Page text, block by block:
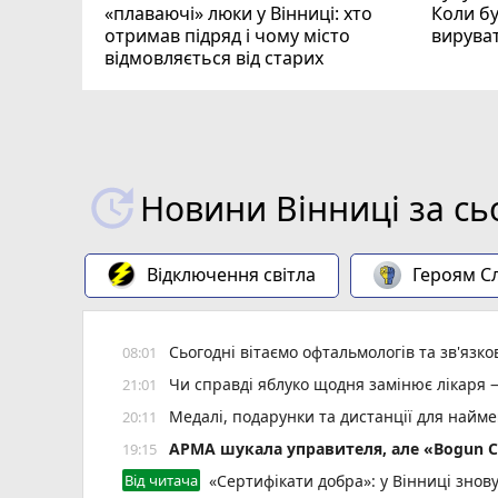
«плаваючі» люки у Вінниці: хто
отримав підряд і чому місто
відмовляється від старих
Коли
Новини Вінниці за
Відключення світла Героям
08:01 Сьогодні вітаємо офтальмологів та
21:01 Чи справді яблуко щодня замінює
20:11 Медалі, подарунки та дистанції для
19:15 АРМА шукала управителя, але «Bogun
Від читача «Сертифікати добра»: у Вінниці